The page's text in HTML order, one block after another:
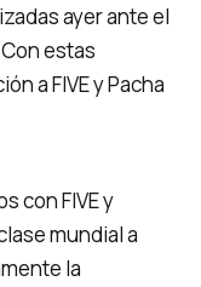
ayer ante el
estas
a FIVE y Pacha
con FIVE y
mundial a
la